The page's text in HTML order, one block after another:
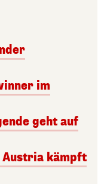
im
geht auf
Austria kämpft